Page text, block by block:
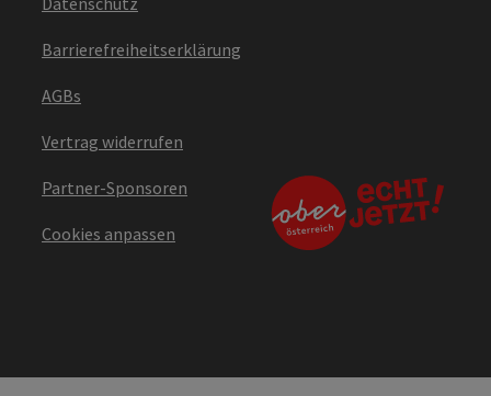
Barrierefreiheitserklärung
AGBs
Vertrag widerrufen
Partner-Sponsoren
Cookies anpassen